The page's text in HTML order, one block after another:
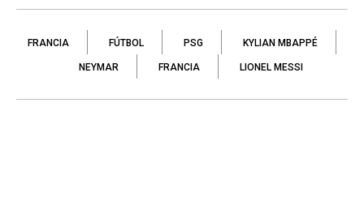
FRANCIA FÚTBOL PSG KYLIAN MBAPPÉ
NEYMAR FRANCIA LIONEL MESSI